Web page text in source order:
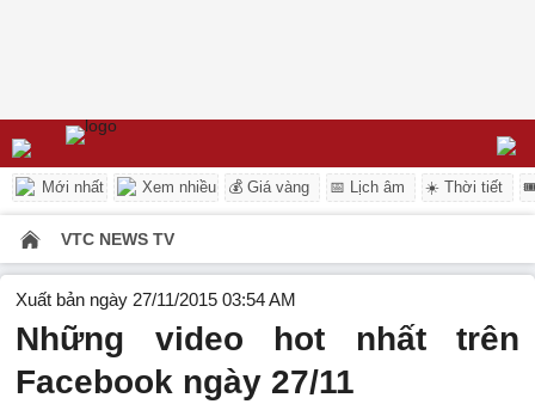
Mới nhất Xem nhiều 💰 Giá vàng 📅 Lịch âm ☀️ Thời tiết
VTC NEWS TV
Xuất bản ngày 27/11/2015 03:54 AM
Những video hot nhất trên
Facebook ngày 27/11